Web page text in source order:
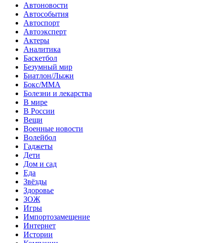
Автоновости
Автособытия
Автоспорт
Автоэксперт
Актеры
Аналитика
Баскетбол
Безумный мир
Биатлон/Лыжи
Бокс/MMA
Болезни и лекарства
В мире
В России
Вещи
Военные новости
Волейбол
Гаджеты
Дети
Дом и сад
Еда
Звёзды
Здоровье
ЗОЖ
Игры
Импортозамещение
Интернет
Истории